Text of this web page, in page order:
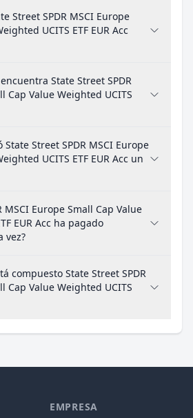
Street SPDR MSCI Europe
UCITS ETF EUR Acc
State Street SPDR
Cap Value Weighted UCITS
Street SPDR MSCI Europe
UCITS ETF EUR Acc un
MSCI Europe Small Cap Value
EUR Acc ha pagado
vez?
compuesto State Street SPDR
Cap Value Weighted UCITS
EMPRESA